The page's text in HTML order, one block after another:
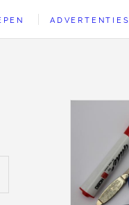
ADVERTENTIES